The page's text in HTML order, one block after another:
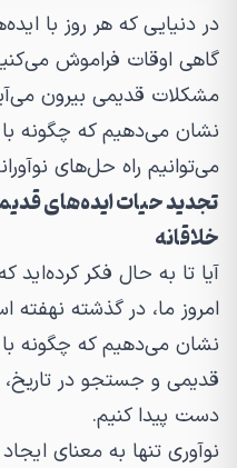
در دنیایی که هر روز با
گاهی اوقات فراموش
مشکلات قدیمی بیرون
نشان می‌دهیم که چگونه
می‌توانیم راه حل‌های
تجدید حیات ایده‌های
خلاقانه
آیا تا به حال فکر
امروز ما، در گذشته نهفته
نشان می‌دهیم که چگونه با
قدیمی و جستجو در تاریخ،
دست پیدا کنیم.
نوآوری تنها به معنای